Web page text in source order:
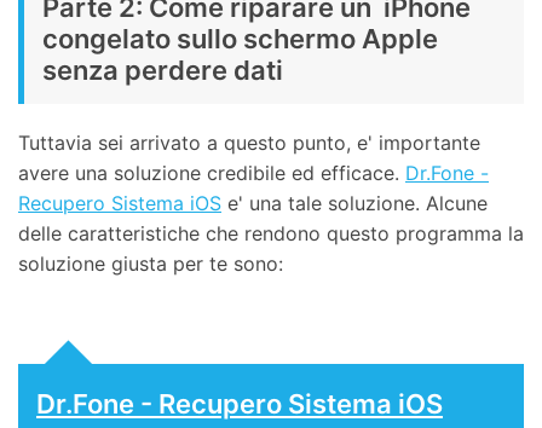
Parte 2: Come riparare un iPhone
congelato sullo schermo Apple
senza perdere dati
Tuttavia sei arrivato a questo punto, e' importante
avere una soluzione credibile ed efficace. Dr.Fone -
Recupero Sistema iOS e' una tale soluzione. Alcune
delle caratteristiche che rendono questo programma la
soluzione giusta per te sono:
Dr.Fone - Recupero Sistema iOS